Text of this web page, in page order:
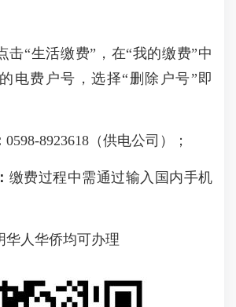
“生活缴费”，在“我的缴费”中
电费户号，选择“删除户号”即
0598-8923618（供电公司）；
缴费过程中需通过输入国内手机
华人华侨均可办理